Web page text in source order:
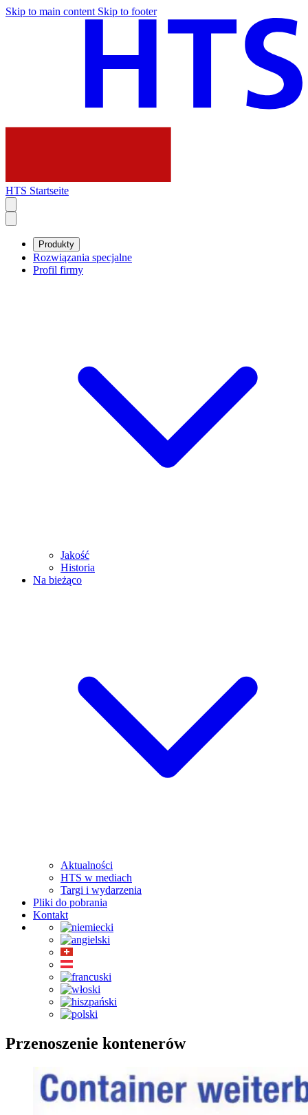
Skip to main content Skip to footer
HTS Startseite
Produkty
Rozwiązania specjalne
Profil firmy
Jakość
Historia
Na bieżąco
Aktualności
HTS w mediach
Targi i wydarzenia
Pliki do pobrania
Kontakt
Przenoszenie kontenerów